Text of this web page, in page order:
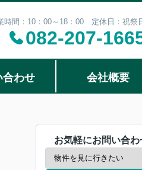
時間：10：00～18：00 定休日：祝祭
082-207-
合わせ 会社概要
お気軽にお問い合